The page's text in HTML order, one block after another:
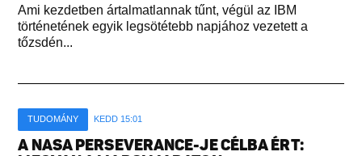
Ami kezdetben ártalmatlannak tűnt, végül az IBM
történetének egyik legsötétebb napjához vezetett a
tőzsdén...
TUDOMÁNY KEDD 15:01
A NASA PERSEVERANCE-JE CÉLBA ÉRT: